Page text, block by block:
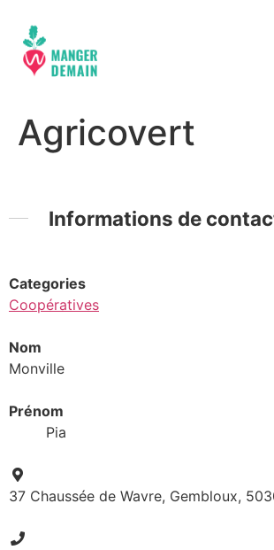
Agricovert
Informations de
Categories
Coopératives
Nom
Monville
Prénom
Pia
37 Chaussée de Wavre, Gembloux,